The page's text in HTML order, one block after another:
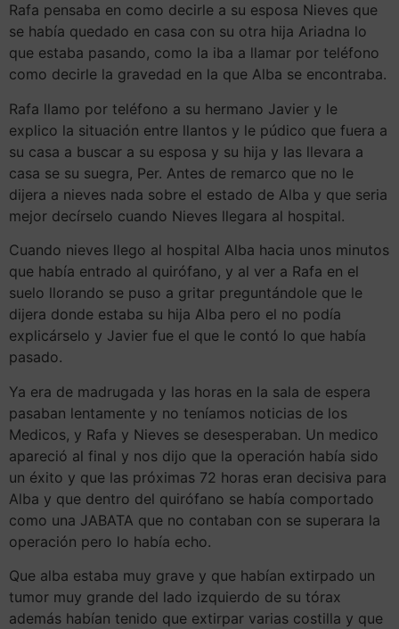
Rafa pensaba en como decirle a su esposa Nieves que
se había quedado en casa con su otra hija Ariadna lo
que estaba pasando, como la iba a llamar por teléfono
como decirle la gravedad en la que Alba se encontraba.
Rafa llamo por teléfono a su hermano Javier y le
explico la situación entre llantos y le púdico que fuera a
su casa a buscar a su esposa y su hija y las llevara a
casa se su suegra, Per. Antes de remarco que no le
dijera a nieves nada sobre el estado de Alba y que seria
mejor decírselo cuando Nieves llegara al hospital.
Cuando nieves llego al hospital Alba hacia unos minutos
que había entrado al quirófano, y al ver a Rafa en el
suelo llorando se puso a gritar preguntándole que le
dijera donde estaba su hija Alba pero el no podía
explicárselo y Javier fue el que le contó lo que había
pasado.
Ya era de madrugada y las horas en la sala de espera
pasaban lentamente y no teníamos noticias de los
Medicos, y Rafa y Nieves se desesperaban. Un medico
apareció al final y nos dijo que la operación había sido
un éxito y que las próximas 72 horas eran decisiva para
Alba y que dentro del quirófano se había comportado
como una JABATA que no contaban con se superara la
operación pero lo había echo.
Que alba estaba muy grave y que habían extirpado un
tumor muy grande del lado izquierdo de su tórax
además habían tenido que extirpar varias costilla y que